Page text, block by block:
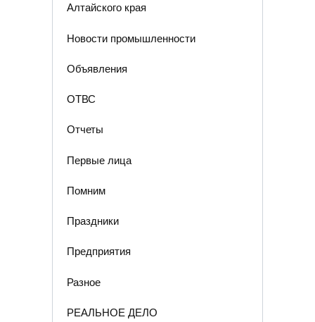
Алтайского края
Новости промышленности
Объявления
ОТВС
Отчеты
Первые лица
Помним
Праздники
Предприятия
Разное
РЕАЛЬНОЕ ДЕЛО